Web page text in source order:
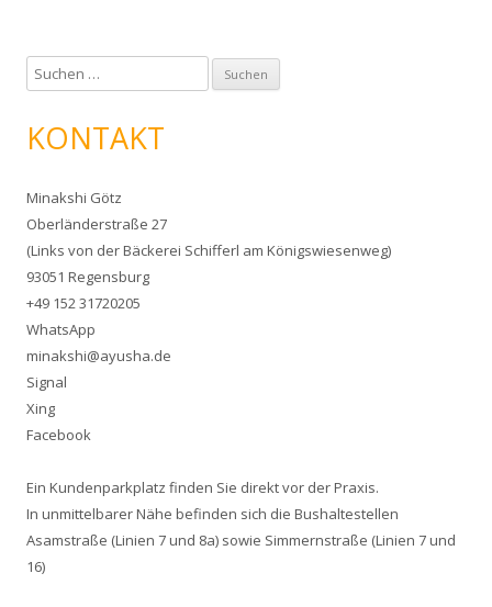
u
h
n
n
a
c
h
:
KONTAKT
Minakshi Götz
Oberländerstraße 27
(Links von der Bäckerei Schifferl am Königswiesenweg)
93051 Regensburg
+49 152 31720205
WhatsApp
minakshi@ayusha.de
Signal
Xing
Facebook
Ein Kundenparkplatz finden Sie direkt vor der Praxis.
In unmittelbarer Nähe befinden sich die Bushaltestellen
Asamstraße (Linien 7 und 8a) sowie Simmernstraße (Linien 7 und
16)